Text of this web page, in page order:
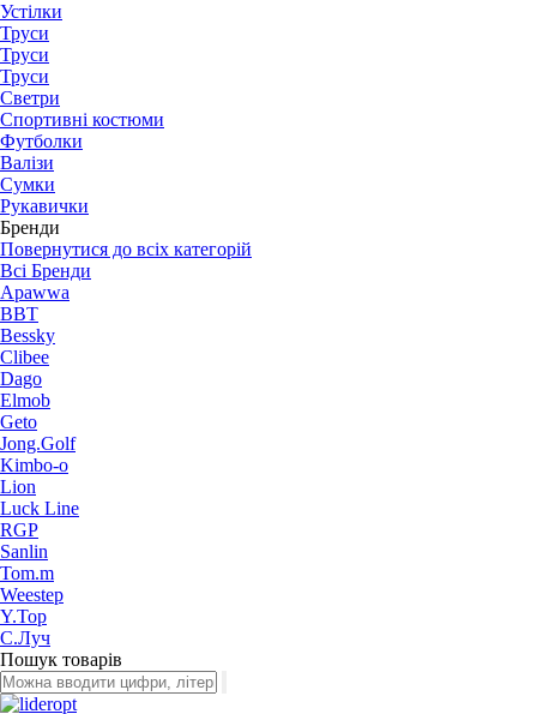
Устілки
Труси
Труси
Труси
Светри
Спортивні костюми
Футболки
Валізи
Сумки
Рукавички
Бренди
Повернутися до всіх категорій
Всі Бренди
Apawwa
BBT
Bessky
Clibee
Dago
Elmob
Geto
Jong.Golf
Kimbo-o
Lion
Luck Line
RGP
Sanlin
Tom.m
Weestep
Y.Top
С.Луч
Пошук товарів